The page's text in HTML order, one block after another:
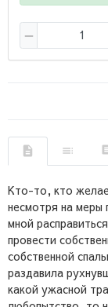
Кто-то, кто
несмотря на меры
мной
провести
собственной
раздавила
какой ужасной